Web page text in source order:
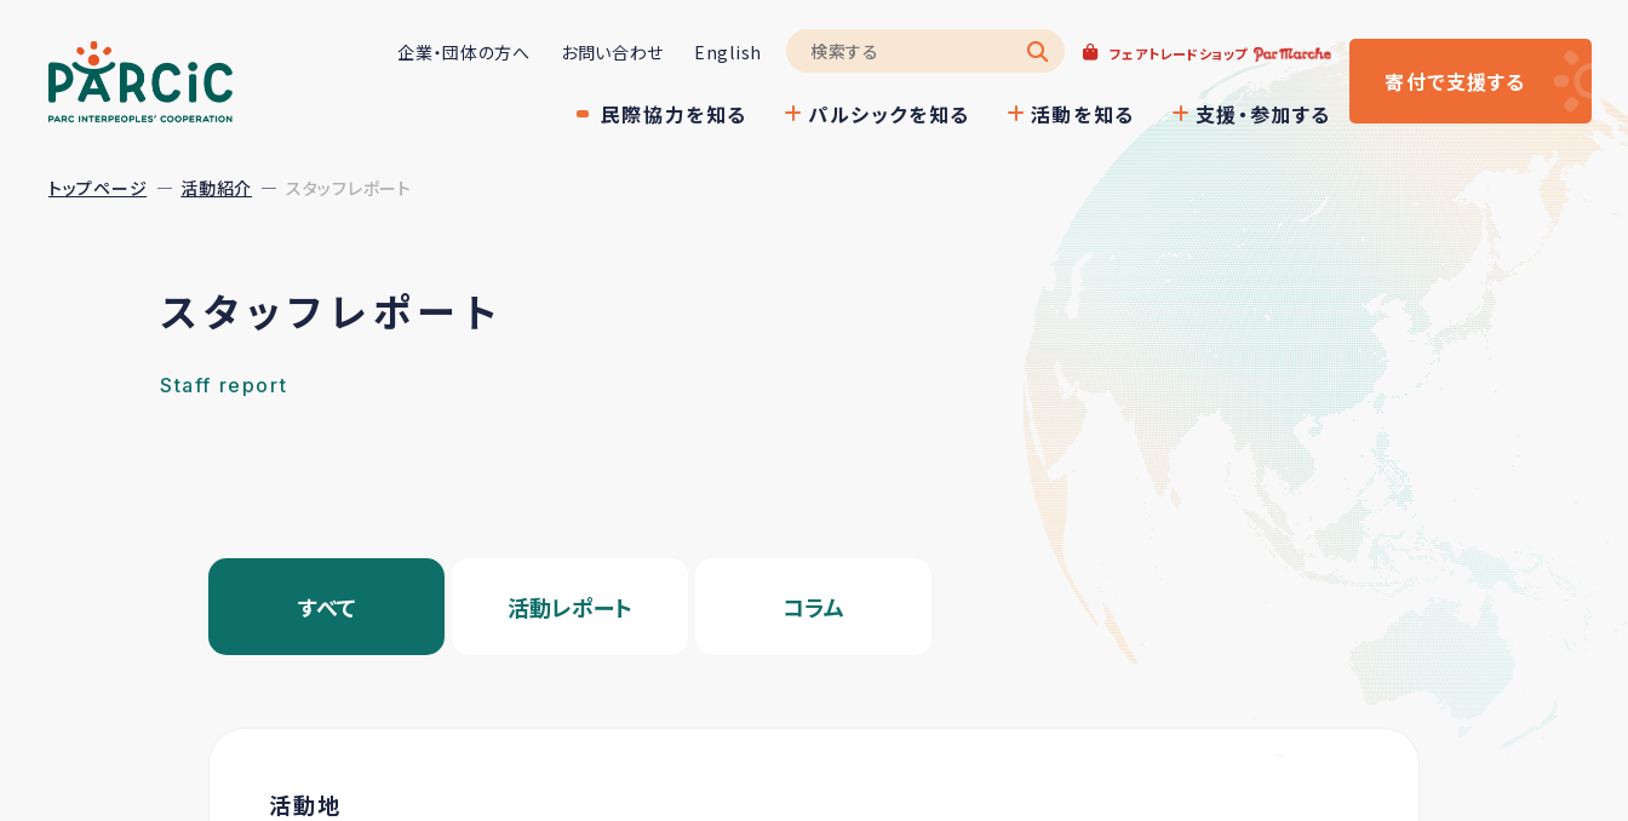
企業・団体の方へ お問い合わせ English フェアトレードショップ
民際協力を知る パルシックを知る 活動を知る 支援・参加する
寄付で支援する
トップページ 活動紹介 スタッフレポート
スタッフレポート
Staff report
すべて 活動レポート コラム
活動地